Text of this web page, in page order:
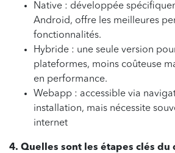
Native : développée
Android, offre les meilleures
fonctionnalités.
Hybride : une seule version
plateformes, moins coûteuse
en performance.
Webapp : accessible via
installation, mais nécessite
internet
4. Quelles sont les étapes clés